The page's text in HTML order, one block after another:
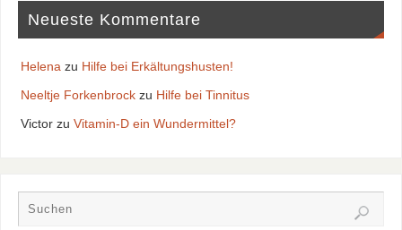
Neueste Kommentare
Helenazu Hilfe bei Erkältungshusten!
Neeltje Forkenbrockzu Hilfe bei Tinnitus
Victorzu Vitamin-D ein Wundermittel?